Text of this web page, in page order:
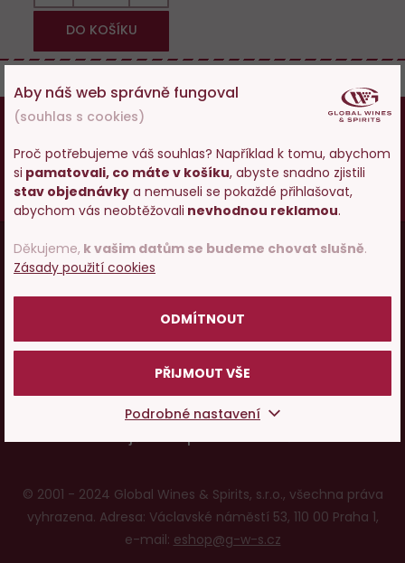
DO KOŠÍKU
Aby náš web správně fungoval
(souhlas s cookies)
Proč potřebujeme váš souhlas? Například k tomu, abychom
si pamatovali, co máte v košíku, abyste snadno zjistili
stav objednávky a nemuseli se pokaždé přihlašovat,
abychom vás neobtěžovali nevhodnou reklamou.
Děkujeme, k vašim datům se budeme chovat slušně.
Zásady použití cookies
ODMÍTNOUT
PŘIJMOUT VŠE
Podrobné nastavení
18
Osobám mladším 18 let alkohol neprodáváme,
pokud vám ještě nebylo 18 let,
prosím zkuste
zatím naše špičkové vody a limonády .
Vy staršípijte zodpovědně.
Menu
v
Vše o nákupu
O nás
Pojďme si povídat o víně
© 2001 - 2024 Global Wines & Spirits, s.r.o., všechna práva
vyhrazena. Adresa: Václavské náměstí 53, 110 00 Praha 1,
e-mail: eshop@g-w-s.cz
Vstupujete na stránky
s prodejem alkoholu. Prosím